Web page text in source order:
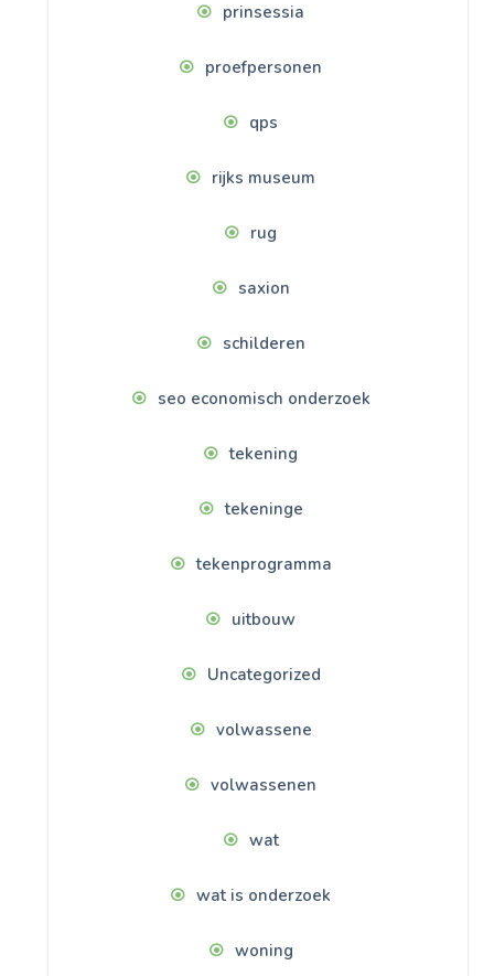
prinsessia
proefpersonen
qps
rijks museum
rug
saxion
schilderen
seo economisch onderzoek
tekening
tekeninge
tekenprogramma
uitbouw
Uncategorized
volwassene
volwassenen
wat
wat is onderzoek
woning